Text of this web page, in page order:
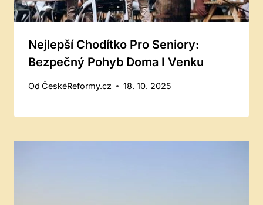
Nejlepší Chodítko Pro Seniory:
Bezpečný Pohyb Doma I Venku
Od ČeskéReformy.cz 18. 10. 2025